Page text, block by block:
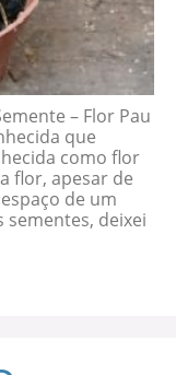
– Flor Pau
que
como flor
flor, apesar de
de um
deixei